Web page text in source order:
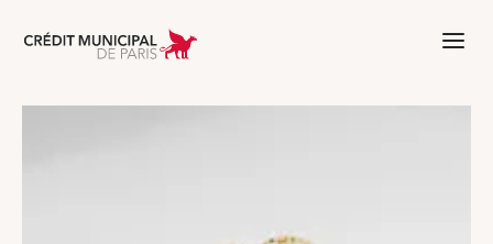
Aller à l'accueil de Crédit Municipal